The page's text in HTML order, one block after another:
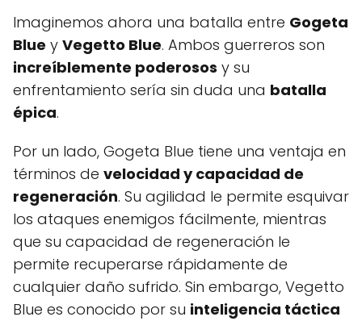
Imaginemos ahora una batalla entre Gogeta
Blue y Vegetto Blue. Ambos guerreros son
increíblemente poderosos y su
enfrentamiento sería sin duda una batalla
épica.
Por un lado, Gogeta Blue tiene una ventaja en
términos de velocidad y capacidad de
regeneración. Su agilidad le permite esquivar
los ataques enemigos fácilmente, mientras
que su capacidad de regeneración le
permite recuperarse rápidamente de
cualquier daño sufrido. Sin embargo, Vegetto
Blue es conocido por su inteligencia táctica